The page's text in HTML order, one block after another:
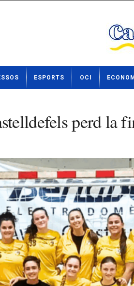
ESPORTS OCI
perd la